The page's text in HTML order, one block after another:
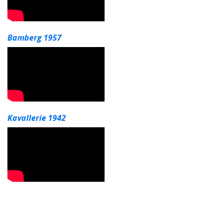
Bamberg 1957
Kavallerie 1942